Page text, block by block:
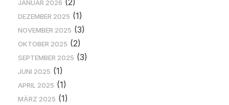
JANUAR 2026 (2)
DEZEMBER 2025 (1)
NOVEMBER 2025 (3)
OKTOBER 2025 (2)
SEPTEMBER 2025 (3)
JUNI 2025 (1)
APRIL 2025 (1)
MÄRZ 2025 (1)